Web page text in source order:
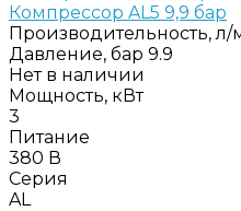
Компрессор AL5 9,9 бар
Производительность, л/
Давление, бар 9.9
Нет в наличии
Мощность, кВт
3
Питание
380 В
Серия
AL